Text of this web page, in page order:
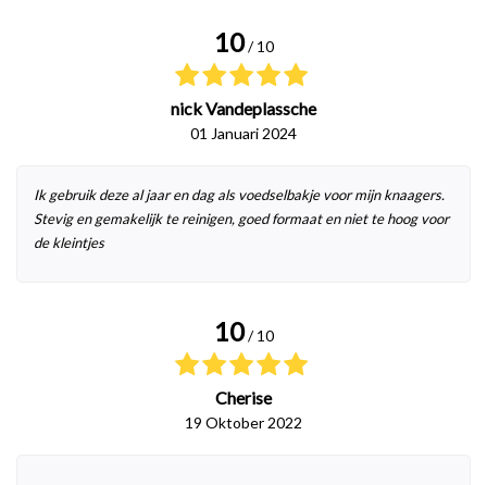
10 / 10
nick Vandeplassche
01 Januari 2024
Ik gebruik deze al jaar en dag als voedselbakje voor mijn knaagers.
Stevig en gemakelijk te reinigen, goed formaat en niet te hoog voor
de kleintjes
10 / 10
Cherise
19 Oktober 2022